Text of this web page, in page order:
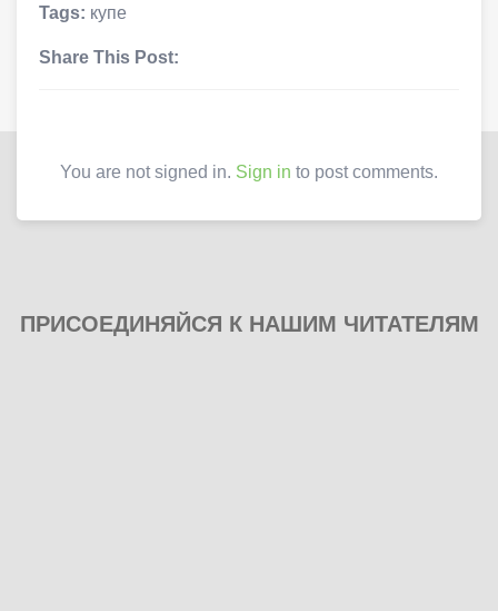
Tags: купе
Share This Post:
You are not signed in. Sign in to post comments.
ПРИСОЕДИНЯЙСЯ К НАШИМ ЧИТАТЕЛЯМ